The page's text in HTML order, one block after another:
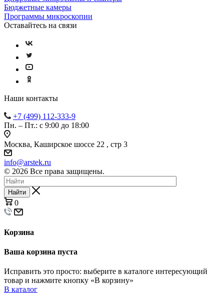
Бюджетные камеры
Программы микроскопии
Оставайтесь на связи
Наши контакты
+7 (499) 112-333-9
Пн. – Пт.: с 9:00 до 18:00
Москва, Каширское шоссе 22 , стр 3
info@arstek.ru
© 2026 Все права защищены.
Найти
0
Корзина
Ваша корзина пуста
Исправить это просто: выберите в каталоге интересующий
товар и нажмите кнопку «В корзину»
В каталог